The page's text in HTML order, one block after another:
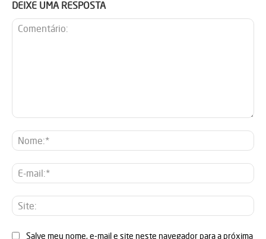
DEIXE UMA RESPOSTA
E-
Salve meu nome, e-mail e site neste navegador para a próxima